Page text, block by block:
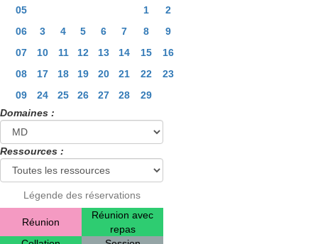
05
1
2
06
3 4 5 6 7 8
9
07
10 11 12 13 14 15
16
08
17 18 19 20 21 22
23
09
24 25 26 27 28
29
Domaines :
Ressources :
Légende des réservations
Réunion
Réunion avec
repas